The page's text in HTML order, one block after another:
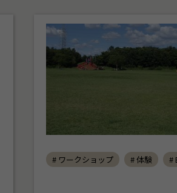
# ワークショップ # 体験 #